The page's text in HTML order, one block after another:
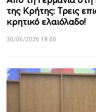
της Κρήτης: Τρεις
κρητικό ελαιόλαδο!
30/06/2026 18:00